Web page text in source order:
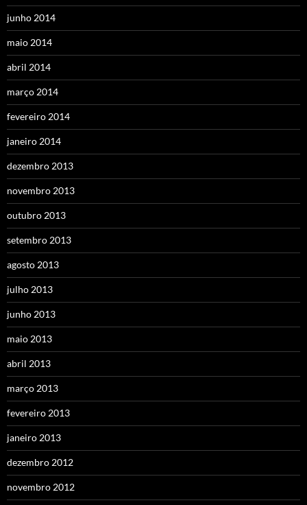
junho 2014
maio 2014
abril 2014
março 2014
fevereiro 2014
janeiro 2014
dezembro 2013
novembro 2013
outubro 2013
setembro 2013
agosto 2013
julho 2013
junho 2013
maio 2013
abril 2013
março 2013
fevereiro 2013
janeiro 2013
dezembro 2012
novembro 2012